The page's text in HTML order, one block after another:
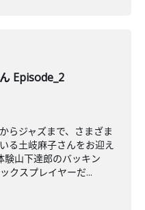
Episode_2
らジャズまで、さまざま
る土岐麻子さんをお迎え
験山下達郎のバッキン
クスプレイヤーだ...